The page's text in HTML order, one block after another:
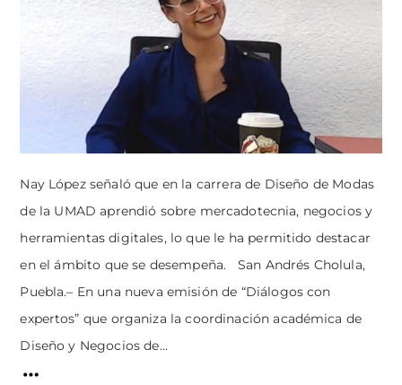
Nay López señaló que en la carrera de Diseño de Modas
de la UMAD aprendió sobre mercadotecnia, negocios y
herramientas digitales, lo que le ha permitido destacar
en el ámbito que se desempeña. San Andrés Cholula,
Puebla.– En una nueva emisión de “Diálogos con
expertos” que organiza la coordinación académica de
Diseño y Negocios de...